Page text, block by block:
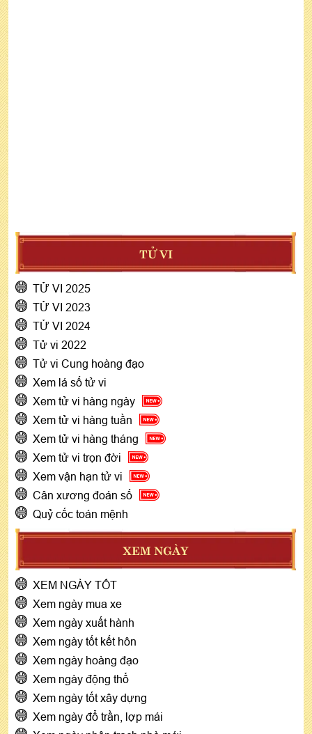
TỬ VI
TỬ VI 2025
TỬ VI 2023
TỬ VI 2024
Tử vi 2022
Tử vi Cung hoàng đạo
Xem lá số tử vi
Xem tử vi hàng ngày
Xem tử vi hàng tuần
Xem tử vi hàng tháng
Xem tử vi trọn đời
Xem vận hạn tử vi
Cân xương đoán số
Quỷ cốc toán mệnh
XEM NGÀY
XEM NGÀY TỐT
Xem ngày mua xe
Xem ngày xuất hành
Xem ngày tốt kết hôn
Xem ngày hoàng đạo
Xem ngày động thổ
Xem ngày tốt xây dựng
Xem ngày đổ trần, lợp mái